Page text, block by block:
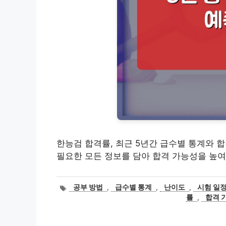
한능검 합격률, 최근 5년간 급수별 통계와
필요한 모든 정보를 담아 합격 가능성을 높
태공부 방법 , 급수별 통계 , 난이도 ,
시험 일
률 , 합격